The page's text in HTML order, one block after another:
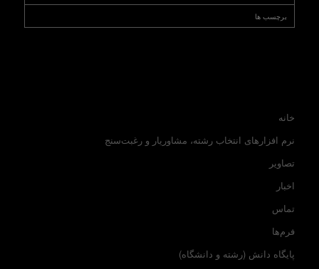
برچسب ها
خانه
نرم افزارهای انتخاب رشته، مشاوریار و رغبت‌سنج
تصاویر
اخبار
تماس
فرم‌ها
پایگاه دانش (رشته و دانشگاه)